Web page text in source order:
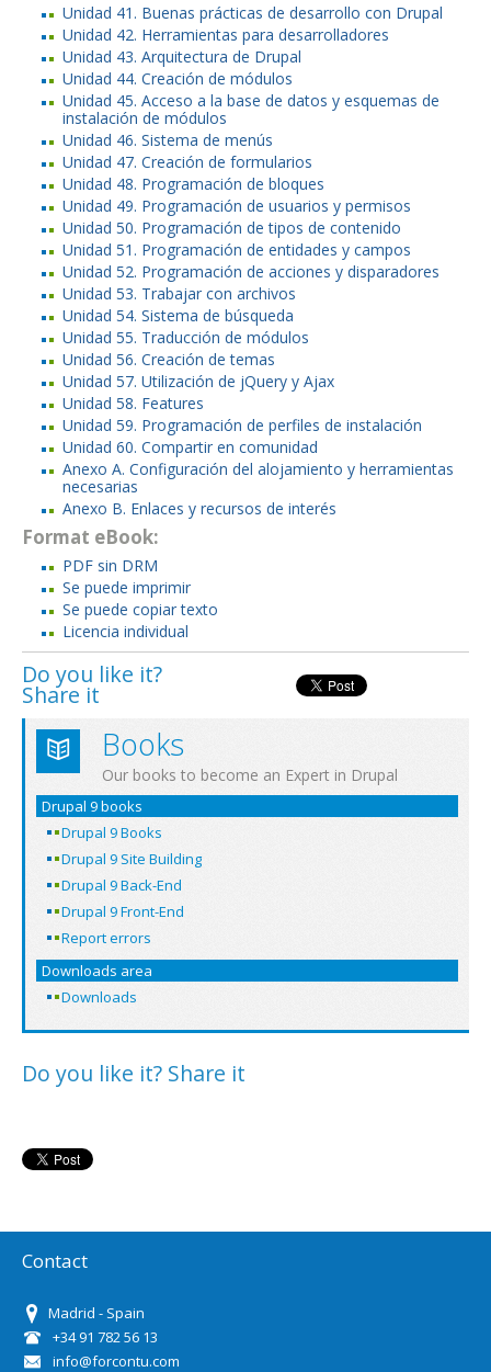
Unidad 41. Buenas prácticas de desarrollo con Drupal
Unidad 42. Herramientas para desarrolladores
Unidad 43. Arquitectura de Drupal
Unidad 44. Creación de módulos
Unidad 45. Acceso a la base de datos y esquemas de
instalación de módulos
Unidad 46. Sistema de menús
Unidad 47. Creación de formularios
Unidad 48. Programación de bloques
Unidad 49. Programación de usuarios y permisos
Unidad 50. Programación de tipos de contenido
Unidad 51. Programación de entidades y campos
Unidad 52. Programación de acciones y disparadores
Unidad 53. Trabajar con archivos
Unidad 54. Sistema de búsqueda
Unidad 55. Traducción de módulos
Unidad 56. Creación de temas
Unidad 57. Utilización de jQuery y Ajax
Unidad 58. Features
Unidad 59. Programación de perfiles de instalación
Unidad 60. Compartir en comunidad
Anexo A. Configuración del alojamiento y herramientas
necesarias
Anexo B. Enlaces y recursos de interés
Format eBook:
PDF sin DRM
Se puede imprimir
Se puede copiar texto
Licencia individual
Do you like it?
Share it
Books
Our books to become an Expert in Drupal
Drupal 9 books
Drupal 9 Books
Drupal 9 Site Building
Drupal 9 Back-End
Drupal 9 Front-End
Report errors
Downloads area
Downloads
Do you like it? Share it
Contact
Madrid - Spain
+34 91 782 56 13
info@forcontu.com